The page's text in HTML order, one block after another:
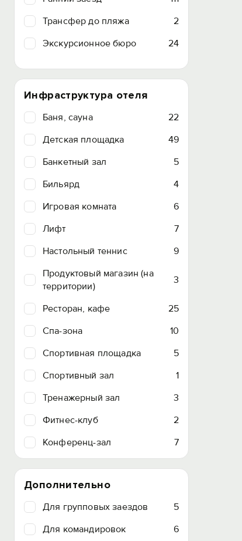
Трансфер до пляжа
2
Экскурсионное бюро
24
Инфраструктура отеля
Баня, сауна
22
Детская площадка
49
Банкетный зал
5
Бильярд
4
Игровая комната
6
Лифт
7
Настольный теннис
9
Продуктовый магазин (на
территории)
3
Ресторан, кафе
25
Спа-зона
10
Спортивная площадка
5
Спортивный зал
1
Тренажерный зал
3
Фитнес-клуб
2
Конференц-зал
7
Дополнительно
Для групповых заездов
5
Для командировок
6